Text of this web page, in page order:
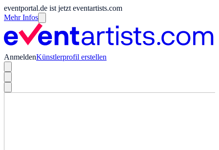
eventportal.de ist jetzt eventartists.com
Mehr Infos
AnmeldenKünstlerprofil erstellen